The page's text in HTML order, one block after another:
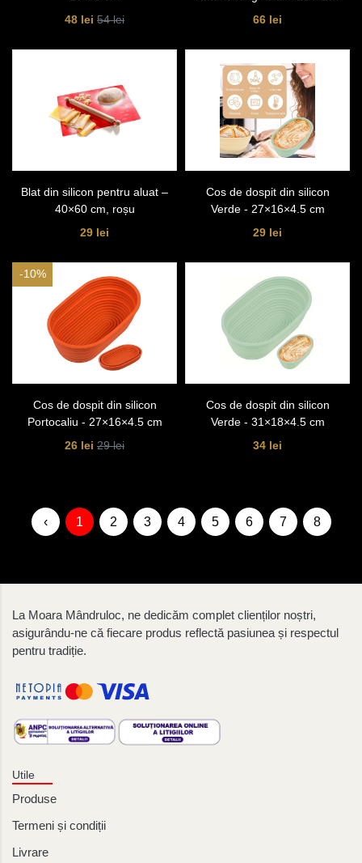
48 lei 54 lei
6 cm
66 lei
Blat din silicon pentru aluat –
40×60 cm, roșu
29 lei
Cos de dospit din silicon
Verde - 27×16×4.5 cm
29 lei
-10%
Cos de dospit din silicon
Portocaliu - 27×16×4.5 cm
26 lei 29 lei
Cos de dospit din silicon
Verde - 31×18×4.5 cm
34 lei
‹ 1 2 3 4 5 6 7 8
La Moara Mândruloc, ne dedicăm complet clienților noștri,
asigurându-ne că fiecare produs reflectă pasiunea și respectul
pentru tradiție.
Utile
Produse
Termeni și condiții
Livrare